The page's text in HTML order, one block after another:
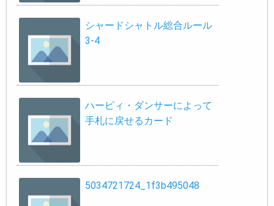
シャードシャトル総合ルール
3-4
ハーピィ・ダンサーによって
手札に戻せるカード
5034721724_1f3b495048